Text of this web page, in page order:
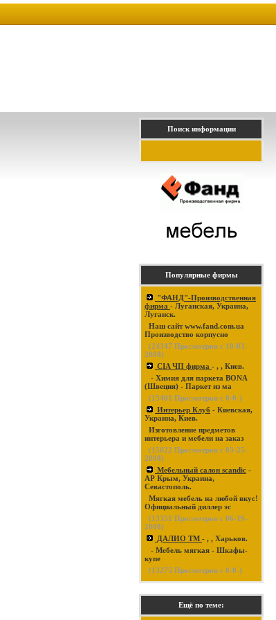
Поиск информации
Популярные фирмы
"ФАНД"-Производственная
фирма - Луганская, Украина,
Луганск.
Наш сайт www.fand.com.ua
Производство корпусно
(24347 Просмотров с 10-03-
2008)
CIA ЧП фирма - , , Киев.
- Химия для паркета BONA
(Швеция) - Паркет из ма
(15401 Просмотров с 0-0-)
Интерьер Клуб - Киевская,
Украина, Киев.
Изготовление предметов
интерьера и мебели на заказ
(15022 Просмотров с 03-25-
2008)
Мебельный салон scandic -
АР Крым, Украина,
Севастополь.
Мягкая мебель на любой вкус!
Официальный диллер эс
(13351 Просмотров с 06-19-
2008)
ДАЛИО ТМ - , , Харьков.
- Мебель мягкая - Шкафы-
купе
(13275 Просмотров с 0-0-)
Ещё по теме: